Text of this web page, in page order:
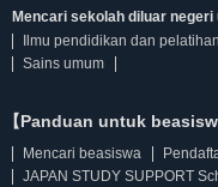
Mencari sekolah diluar
Ilmu pendidikan dan
Sains umum
【Panduan untuk
Mencari beasiswa
JAPAN STUDY SUPPORT